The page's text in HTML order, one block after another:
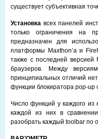
существует субъективная
Установка всех панелей
только ограничения на
предназначен для
платформы Maxthon’a и
также с последней
браузеров. Между
принципиальных отличий
функции блокиратора pop-up
Число функций у каждого
каждой из них в
разобрать каждый toolbar по